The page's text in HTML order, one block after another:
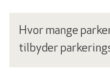
Hvor mange
tilbyder